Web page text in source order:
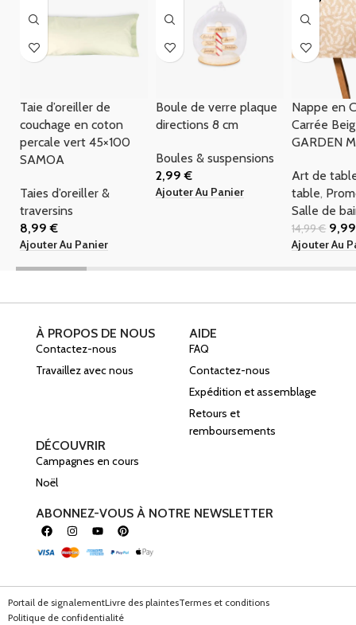
Taie d’oreiller de
couchage en coton
percale vert 45×100
SAMOA
Taies d’oreiller &
traversins
8,99€
Ajouter Au Panier
Boule de verre plaque
directions 8 cm
Boules & suspensions
2,99€
Ajouter Au Panier
Nappe en
Carrée
GARDEN
Art de
table,
Salle de
14,99€
Ajouter Au
À PROPOS DE NOUS
Contactez-nous
Travaillez avec nous
AIDE
FAQ
Contactez-nous
Expédition et assemblage
Retours et
remboursements
DÉCOUVRIR
Campagnes en cours
Noël
ABONNEZ-VOUS À NOTRE NEWSLETTER
Portail de signalementLivre des plaintesTermes et conditions
Politique de confidentialité